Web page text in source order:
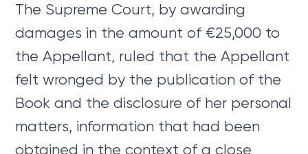
The Supreme Court, by awarding
damages in the amount of €25,000 to
the Appellant, ruled that the Appellant
felt wronged by the publication of the
Book and the disclosure of her personal
matters, information that had been
obtained in the context of a close